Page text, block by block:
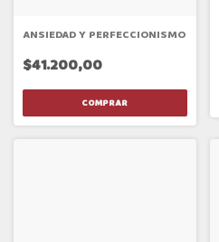
ANSIEDAD Y PERFECCIONISMO
$41.200,00